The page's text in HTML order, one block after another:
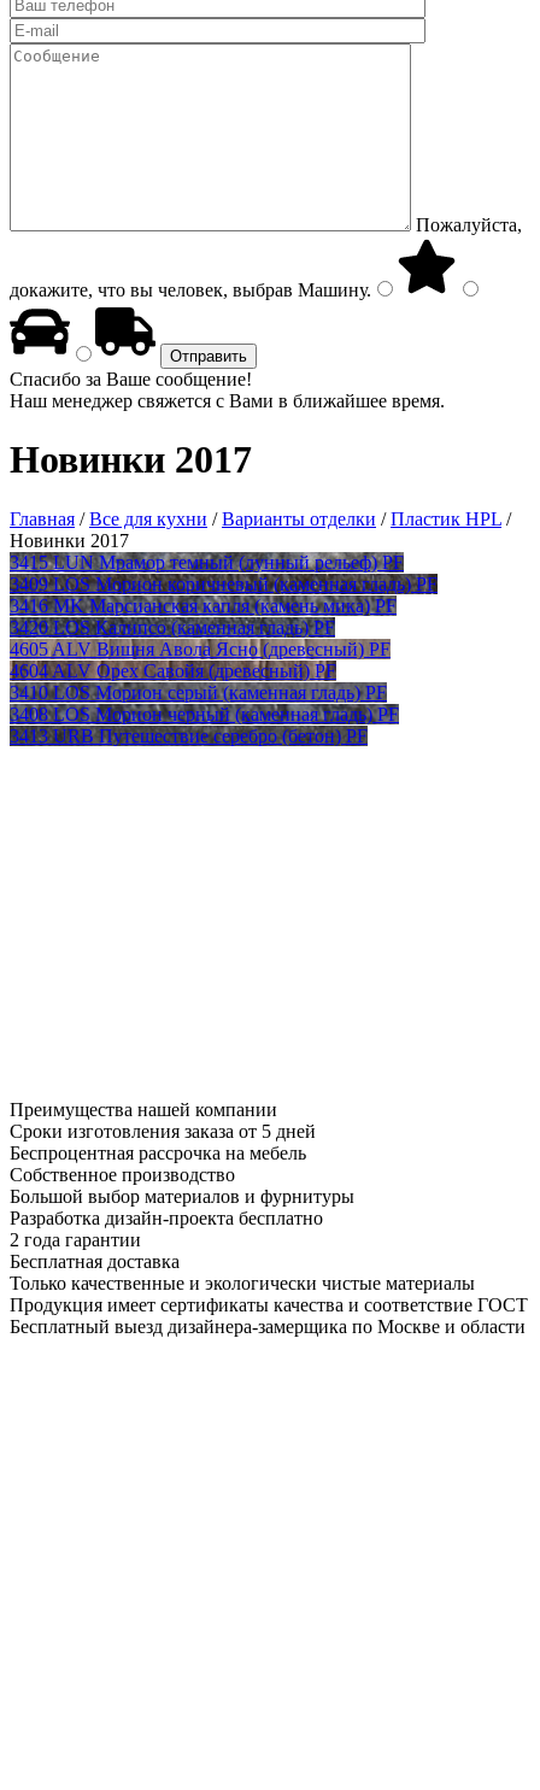
Пожалуйста,
докажите, что вы человек, выбрав Машину.
Спасибо за Ваше сообщение!
Наш менеджер свяжется с Вами в ближайшее время.
Новинки 2017
Главная /Все для кухни /Варианты отделки /Пластик HPL /
Новинки 2017
3415 LUN Мрамор темный (лунный рельеф) PF
3409 LOS Морион коричневый (каменная гладь) PF
3416 MK Марсианская капля (камень мика) PF
3420 LOS Калипсо (каменная гладь) PF
4605 ALV Вишня Авола Ясно (древесный) PF
4604 ALV Орех Савойя (древесный) PF
3410 LOS Морион серый (каменная гладь) PF
3408 LOS Морион черный (каменная гладь) PF
3413 URB Путешествие серебро (бетон) PF
Преимущества нашей компании
Сроки изготовления заказа от 5 дней
Беспроцентная рассрочка на мебель
Собственное производство
Большой выбор материалов и фурнитуры
Разработка дизайн-проекта бесплатно
2 года гарантии
Бесплатная доставка
Только качественные и экологически чистые материалы
Продукция имеет сертификаты качества и соответствие ГОСТ
Бесплатный выезд дизайнера-замерщика по Москве и области